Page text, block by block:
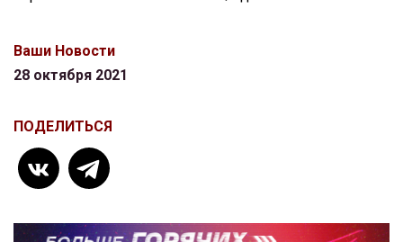
Ваши Новости
28 октября 2021
ПОДЕЛИТЬСЯ